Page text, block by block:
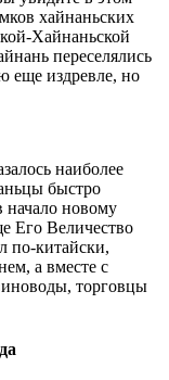
хайнаньских
Хайнаньской
переселялись
еще издревле, но
наиболее
быстро
начало новому
Его Величество
по-китайски,
а вместе с
торговцы